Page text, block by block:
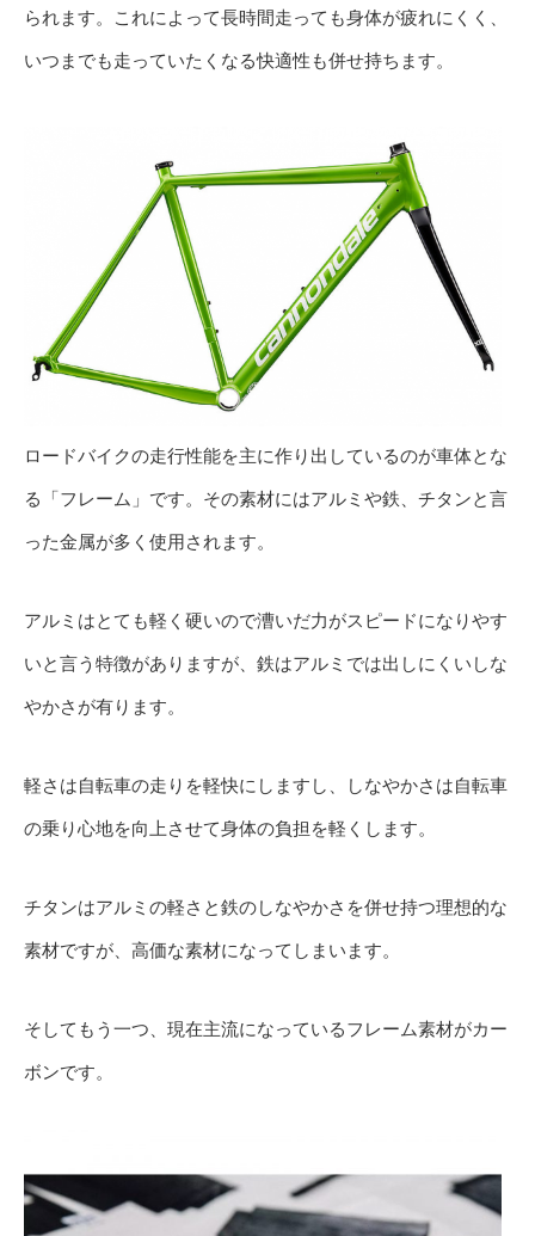
られます。これによって長時間走っても身体が疲れにくく、
いつまでも走っていたくなる快適性も併せ持ちます。
ロードバイクの走行性能を主に作り出しているのが車体とな
る「フレーム」です。その素材にはアルミや鉄、チタンと言
った金属が多く使用されます。
アルミはとても軽く硬いので漕いだ力がスピードになりやす
いと言う特徴がありますが、鉄はアルミでは出しにくいしな
やかさが有ります。
軽さは自転車の走りを軽快にしますし、しなやかさは自転車
の乗り心地を向上させて身体の負担を軽くします。
チタンはアルミの軽さと鉄のしなやかさを併せ持つ理想的な
素材ですが、高価な素材になってしまいます。
そしてもう一つ、現在主流になっているフレーム素材がカー
ボンです。